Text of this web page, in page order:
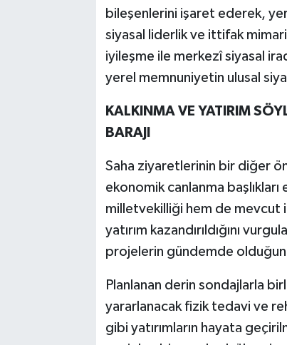
bileşenlerini işaret ederek,
siyasal liderlik ve ittifak
iyileşme ile merkezî siyasal
yerel memnuniyetin ulusal
KALKINMA VE YATIRIM
BARAJI
Saha ziyaretlerinin bir diğer
ekonomik canlanma
milletvekilliği hem de mevcut
yatırım kazandırıldığını
projelerin gündemde
Planlanan derin sondajlarla
yararlanacak fizik tedavi ve
gibi yatırımların hayata